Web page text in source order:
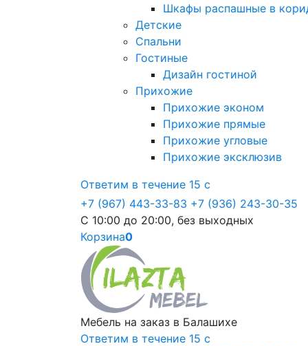
Шкафы распашные в
Детские
Спальни
Гостиные
Дизайн гостиной
Прихожие
Прихожие эконом
Прихожие прямые
Прихожие угловые
Прихожие эксклюзив
Ответим в течение 15 с
+7 (967) 443-33-83 +7 (936) 243-30-35
С 10:00 до 20:00, без выходных
Корзина0
Мебель на заказ в Балашихе
Ответим в течение 15 с